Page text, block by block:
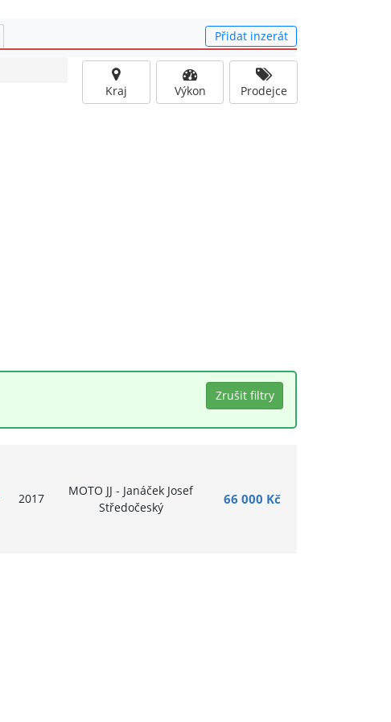
Přidat inzerát
Kraj Výkon Prodejce
2017
MOTO JJ - Janáček Josef
Středočeský
66 000 Kč